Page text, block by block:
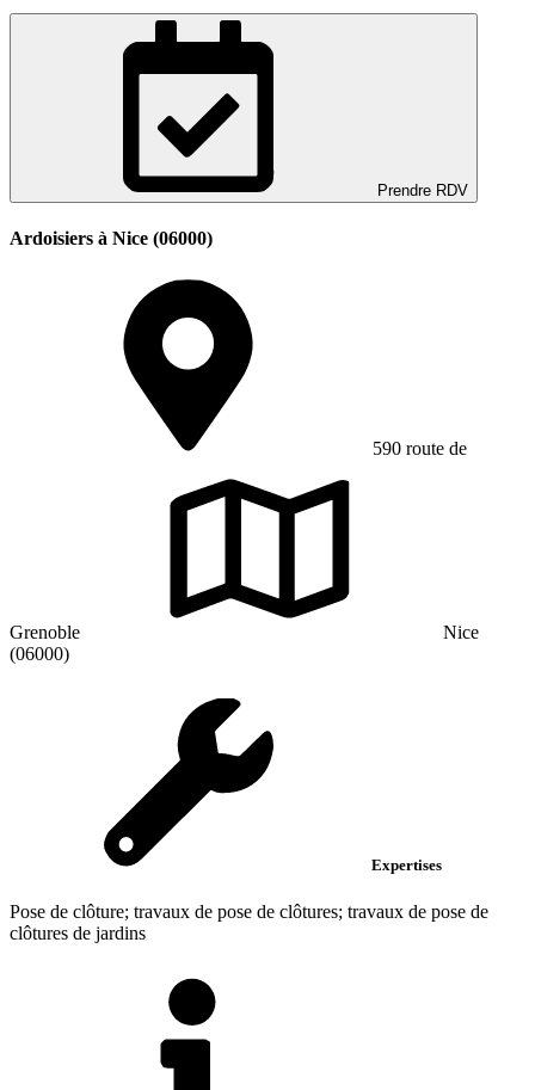
Prendre RDV
Ardoisiers à Nice (06000)
590 route de
Grenoble
Nice
(06000)
Expertises
Pose de clôture; travaux de pose de clôtures; travaux de pose de
clôtures de jardins